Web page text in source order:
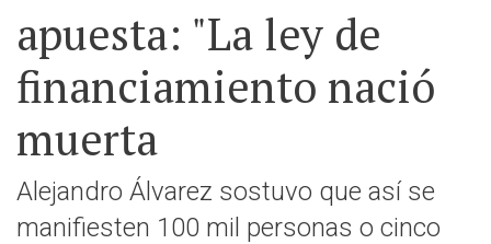
apuesta: "La ley de
financiamiento nació
muerta
Alejandro Álvarez sostuvo que así se
manifiesten 100 mil personas o cinco